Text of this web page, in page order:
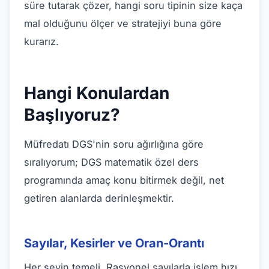
süre tutarak çözer, hangi soru tipinin size kaça
mal olduğunu ölçer ve stratejiyi buna göre
kurarız.
Hangi Konulardan
Başlıyoruz?
Müfredatı DGS'nin soru ağırlığına göre
sıralıyorum; DGS matematik özel ders
programında amaç konu bitirmek değil, net
getiren alanlarda derinleşmektir.
Sayılar, Kesirler ve Oran-Orantı